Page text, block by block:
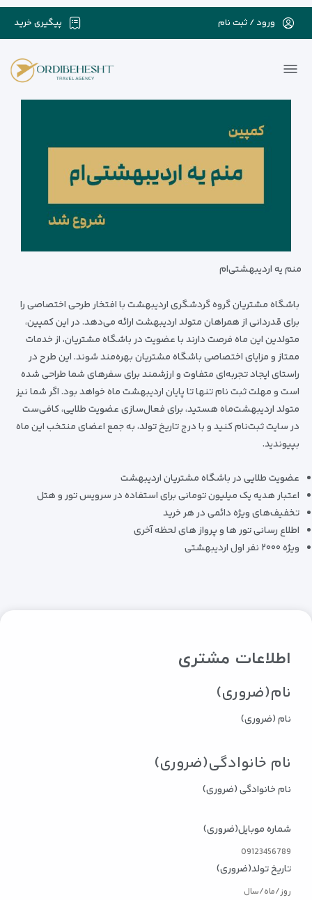
پیگیری خرید ورود / ثبت نام
منم یه اردیبهشتی‌ام
باشگاه مشتریان گروه گردشگری اردیبهشت با افتخار طرحی اختصاصی را
برای قدردانی از همراهان متولد اردیبهشت ارائه می‌دهد. در این کمپین،
متولدین این ماه فرصت دارند با عضویت در باشگاه مشتریان، از خدمات
ممتاز و مزایای اختصاصی باشگاه مشتریان بهره‌مند شوند. این طرح در
راستای ایجاد تجربه‌ای متفاوت و ارزشمند برای سفرهای شما طراحی شده
است و مهلت ثبت نام تنها تا پایان اردیبهشت ماه خواهد بود. اگر شما نیز
متولد اردیبهشت‌ماه هستید، برای فعال‌سازی عضویت طلایی، کافی‌ست
در سایت ثبت‌نام کنید و با درج تاریخ تولد، به جمع اعضای منتخب این ماه
بپیوندید.
عضویت طلایی در باشگاه مشتریان اردیبهشت
اعتبار هدیه یک میلیون تومانی برای استفاده در سرویس تور و هتل
تخفیف‌های ویژه دائمی در هر خرید
اطلاع رسانی تور ها و پرواز های لحظه آخری
ویژه ۲۰۰۰ نفر اول اردیبهشتی
اطلاعات مشتری
نام(ضروری)
نام (ضروری)
نام خانوادگی(ضروری)
نام خانوادگی (ضروری)
شماره موبایل(ضروری)
تاریخ تولد(ضروری)